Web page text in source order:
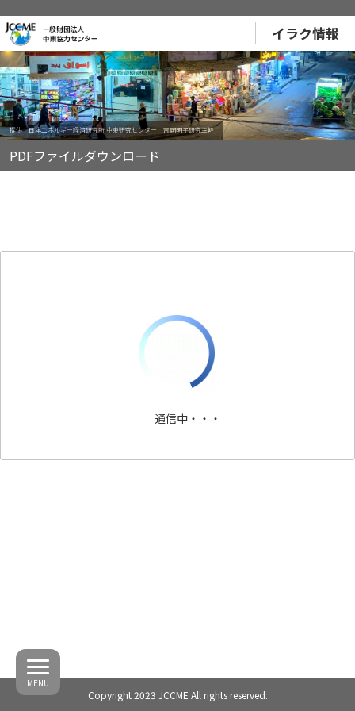
イラク情報
提供：日本エネルギー経済研究所 中東研究センター 吉岡明子研究主幹
MENU
PDFファイルダウンロード
Copyright 2023 JCCME All rights reserved.
通信中・・・